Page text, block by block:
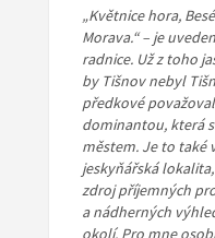
„Květnice hora,
Morava.“ – je
radnice. Už z toho
by Tišnov nebyl
předkové
dominantou, která
městem. Je to také
jeskyňářská
zdroj příjemných
a nádherných
okolí. Pro mne